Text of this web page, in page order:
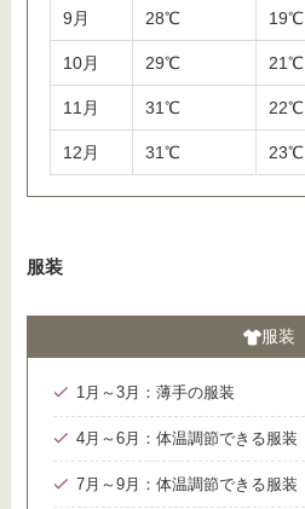
9月 28℃ 19℃
10月 29℃ 21℃
11月 31℃ 22℃
12月 31℃ 23℃
服装
服装
1月～3月：薄手の服装
4月～6月：体温調節できる服装
7月～9月：体温調節できる服装